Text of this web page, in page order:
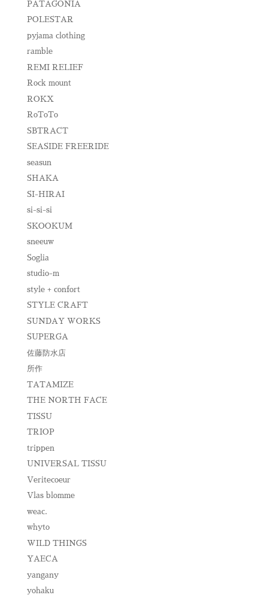
PATAGONIA
POLESTAR
pyjama clothing
ramble
REMI RELIEF
Rock mount
ROKX
RoToTo
SBTRACT
SEASIDE FREERIDE
seasun
SHAKA
SI-HIRAI
si-si-si
SKOOKUM
sneeuw
Soglia
studio-m
style + confort
STYLE CRAFT
SUNDAY WORKS
SUPERGA
佐藤防水店
所作
TATAMIZE
THE NORTH FACE
TISSU
TRIOP
trippen
UNIVERSAL TISSU
Veritecoeur
Vlas blomme
weac.
whyto
WILD THINGS
YAECA
yangany
yohaku